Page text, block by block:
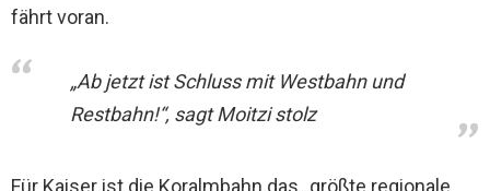
fährt voran.
„Ab jetzt ist Schluss mit Westbahn und
Restbahn!“, sagt Moitzi stolz
Für Kaiser ist die Koralmbahn das „größte regionale